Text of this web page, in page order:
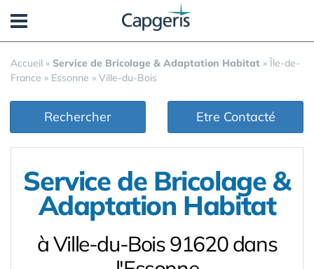
Accueil » Service de Bricolage & Adaptation Habitat » Île-de-
France » Essonne » Ville-du-Bois
Rechercher Etre Contacté
Service de Bricolage &
Adaptation Habitat
à Ville-du-Bois 91620 dans